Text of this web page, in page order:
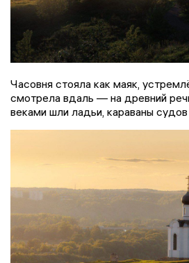
Часовня стояла как маяк,
смотрела вдаль — на древний
веками шли ладьи, караваны